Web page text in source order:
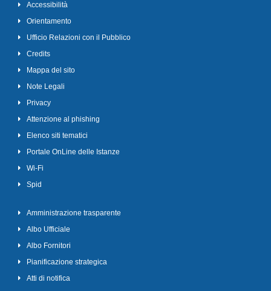
Accessibilità
Orientamento
Ufficio Relazioni con il Pubblico
Credits
Mappa del sito
Note Legali
Privacy
Attenzione al phishing
Elenco siti tematici
Portale OnLine delle Istanze
Wi-Fi
Spid
Amministrazione trasparente
Albo Ufficiale
Albo Fornitori
Pianificazione strategica
Atti di notifica